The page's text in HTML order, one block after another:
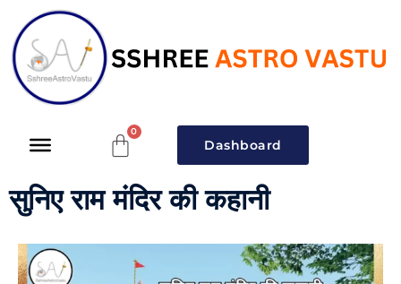
Dashboard
सुनिए राम मंदिर की कहानी